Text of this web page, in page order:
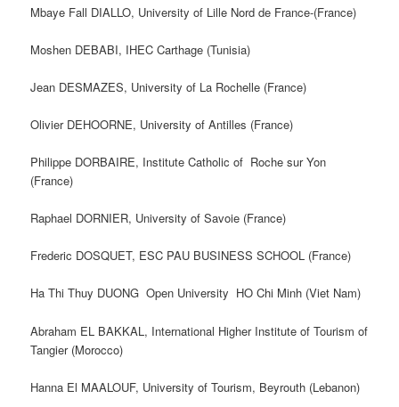
Mbaye Fall DIALLO, University of Lille Nord de France-(France)
Moshen DEBABI, IHEC Carthage (Tunisia)
Jean DESMAZES, University of La Rochelle (France)
Olivier DEHOORNE, University of Antilles (France)
Philippe DORBAIRE, Institute Catholic of Roche sur Yon
(France)
Raphael DORNIER, University of Savoie (France)
Frederic DOSQUET, ESC PAU BUSINESS SCHOOL (France)
Ha Thi Thuy DUONG Open University HO Chi Minh (Viet Nam)
Abraham EL BAKKAL, International Higher Institute of Tourism of
Tangier (Morocco)
Hanna El MAALOUF, University of Tourism, Beyrouth (Lebanon)